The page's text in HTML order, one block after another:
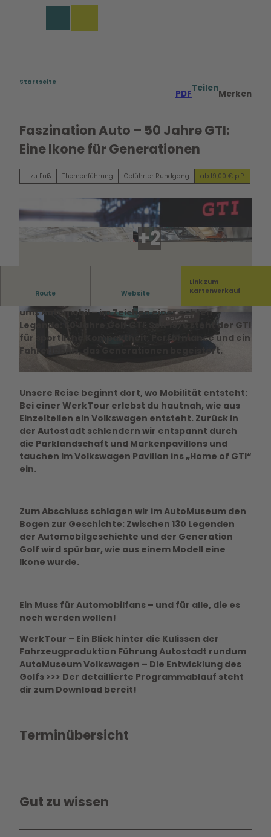
Startseite
PDF
Teilen
Merken
Faszination Auto – 50 Jahre GTI:
Eine Ikone für Generationen
... zu Fuß Themenführung Geführter Rundgang ab 19,00 € p.P.
© regiondo.com © regiondo.com
Route Website
Link zum
Kartenverkauf
ums Automobil – im Zeichen einer echten
Legende: 50 Jahre Golf GTI. Seit 1976 steht der GTI
für sportliche Kompaktheit, Performance und ein
Fahrerlebnis, das Generationen begeistert.
Unsere Reise beginnt dort, wo Mobilität entsteht:
Bei einer WerkTour erlebst du hautnah, wie aus
Einzelteilen ein Volkswagen entsteht. Zurück in
der Autostadt schlendern wir entspannt durch
die Parklandschaft und Markenpavillons und
tauchen im Volkswagen Pavillon ins „Home of GTI“
ein.
Zum Abschluss schlagen wir im AutoMuseum den
Bogen zur Geschichte: Zwischen 130 Legenden
der Automobilgeschichte und der Generation
Golf wird spürbar, wie aus einem Modell eine
Ikone wurde.
Ein Muss für Automobilfans – und für alle, die es
noch werden wollen!
WerkTour – Ein Blick hinter die Kulissen der
Fahrzeugproduktion Führung Autostadt rundum
AutoMuseum Volkswagen – Die Entwicklung des
Golfs >>> Der detaillierte Programmablauf steht
dir zum Download bereit!
Terminübersicht
Gut zu wissen